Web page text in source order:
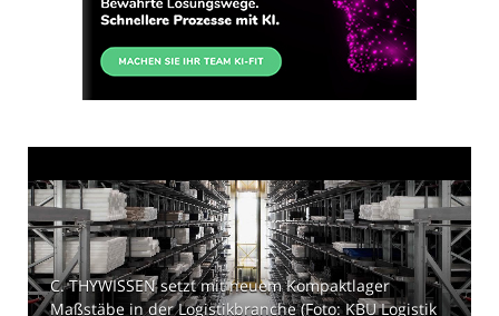
C. THYWISSEN setzt mit neuem Kompaktlager
Maßstäbe in der Logistikbranche (Foto: KBU Logistik